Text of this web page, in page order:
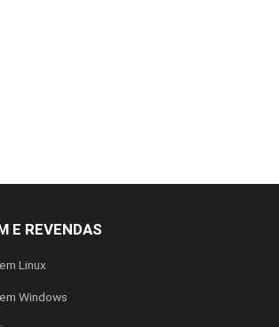
E REVENDAS
Linux
Windows